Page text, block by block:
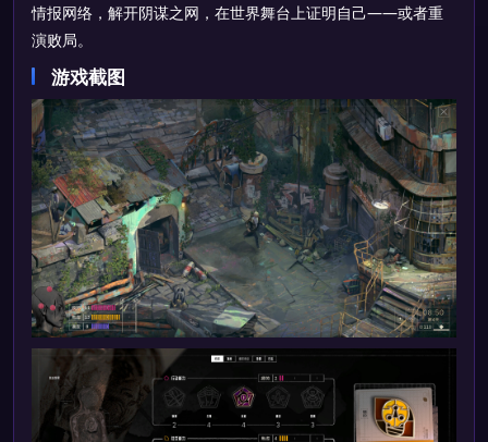
情报网络，解开阴谋之网，在世界舞台上证明自己——或者重
演败局。
游戏截图